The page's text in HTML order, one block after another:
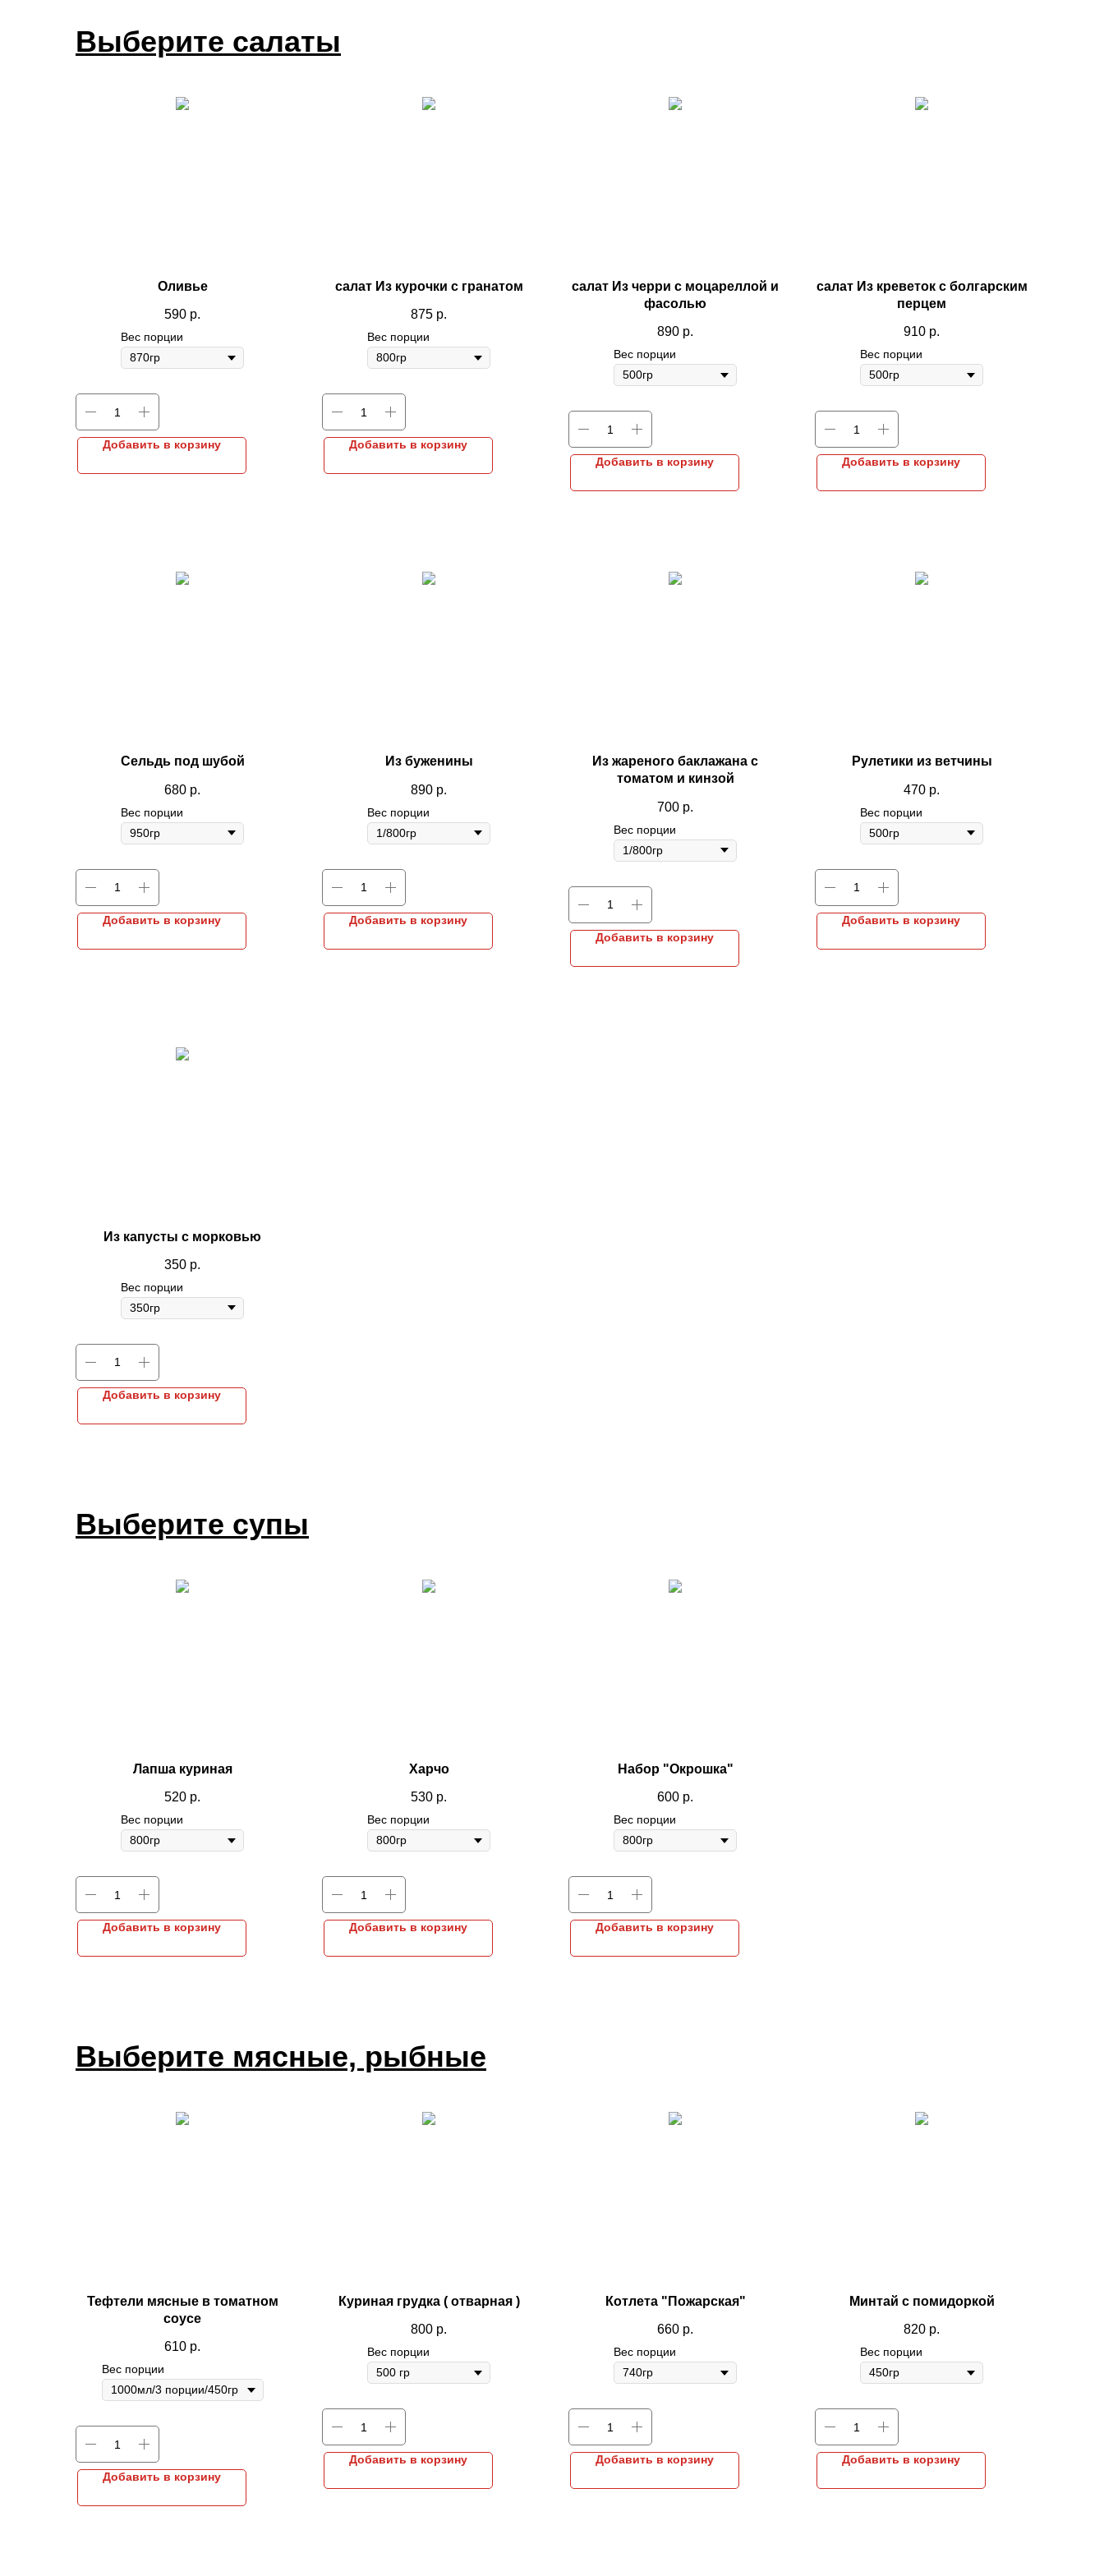
Выберите салаты
Оливье
590 р.
Вес порции
Добавить в корзину
салат Из курочки с гранатом
875 р.
Вес порции
Добавить в корзину
салат Из черри с моцареллой и
фасолью
890 р.
Вес порции
Добавить в корзину
салат Из креветок с болгарским
перцем
910 р.
Вес порции
Добавить в корзину
Сельдь под шубой
680 р.
Вес порции
Добавить в корзину
Из буженины
890 р.
Вес порции
Добавить в корзину
Из жареного баклажана с
томатом и кинзой
700 р.
Вес порции
Добавить в корзину
Рулетики из ветчины
470 р.
Вес порции
Добавить в корзину
Из капусты с морковью
350 р.
Вес порции
Добавить в корзину
Выберите супы
Лапша куриная
520 р.
Вес порции
Добавить в корзину
Харчо
530 р.
Вес порции
Добавить в корзину
Набор "Окрошка"
600 р.
Вес порции
Добавить в корзину
Выберите мясные, рыбные
Тефтели мясные в томатном
соусе
610 р.
Вес порции
Добавить в корзину
Куриная грудка ( отварная )
800 р.
Вес порции
Добавить в корзину
Котлета "Пожарская"
660 р.
Вес порции
Добавить в корзину
Минтай с помидоркой
820 р.
Вес порции
Добавить в корзину